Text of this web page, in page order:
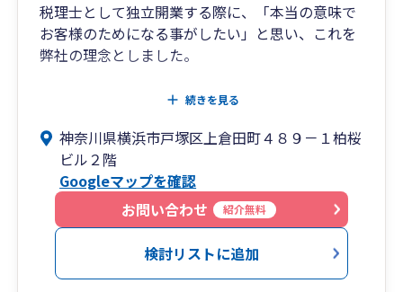
計・税務の整備から始めたい
・将来的に事業承継や相続を見据えて、税務・財
務の準備を進めたい
■【全国14拠点】※オンラインの場合は全国対応
東京都（池袋）／神奈川県（横浜）／山梨県（甲
府）／大阪府／
広島県／山口県（周南）／福岡県（博多・北九
長崎県／埼玉県（川越）／千葉県／愛知県（名古
税理士として独立開業する際に、「本当の意味で
お客様のためになる事がしたい」と思い、これを
弊社の理念としました。
いくつかの選択肢があるならば、それぞれのメリ
客観的な視点から、お客様が正しい選択を行える
ように“そっと誘導する”ことが「本当の意味でお
客様のためになる事」だと信じています。
続きを見る
神奈川県横浜市戸塚区上倉田町４８９－１柏桜
ビル２階
Googleマップを確認
お問い合わせ
紹介無料
検討リストに追加